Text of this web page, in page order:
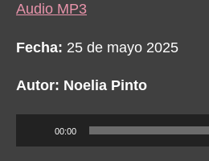
Audio MP3
Fecha: 25 de mayo 2025
Autor: Noelia Pinto
u
00:00